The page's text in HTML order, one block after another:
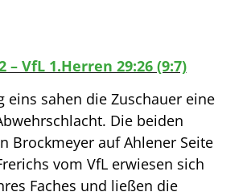
– VfL 1.Herren 29:26 (9:7)
eins sahen die Zuschauer eine
Die beiden
Brockmeyer auf Ahlener Seite
vom VfL erwiesen sich
Faches und ließen die